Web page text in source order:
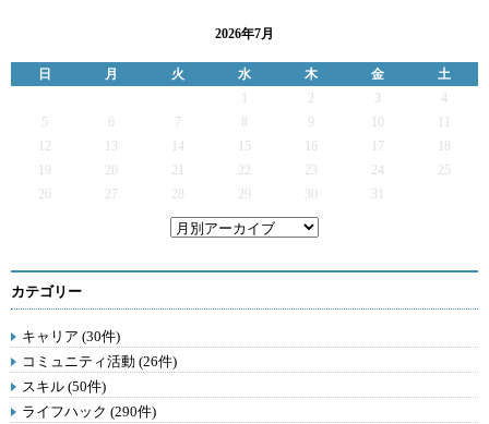
2026年7月
日 月 火 水 木 金
土
2 3
4
5
6 7 9
12
13 14 15 16 17
19
20 21 22 23 24
25
26
27 28 29 30 31
カテゴリー
キャリア (30件)
コミュニティ活動 (26件)
スキル (50件)
ライフハック (290件)